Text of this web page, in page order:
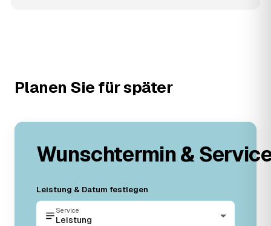
Planen Sie für später
Wunschtermin &
Leistung & Datum festlegen
Service
Leistung